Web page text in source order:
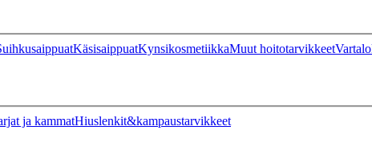
KäsisaippuatKynsikosmetiikkaMuut hoitotarvikkeet
ja kammatHiuslenkit&kampaustarvikkeet